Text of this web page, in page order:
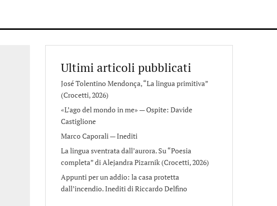
Ultimi articoli pubblicati
José Tolentino Mendonça, “La lingua primitiva”
(Crocetti, 2026)
«L’ago del mondo in me» — Ospite: Davide
Castiglione
Marco Caporali — Inediti
La lingua sventrata dall’aurora. Su “Poesia
completa” di Alejandra Pizarnik (Crocetti, 2026)
Appunti per un addio: la casa protetta
dall’incendio. Inediti di Riccardo Delfino